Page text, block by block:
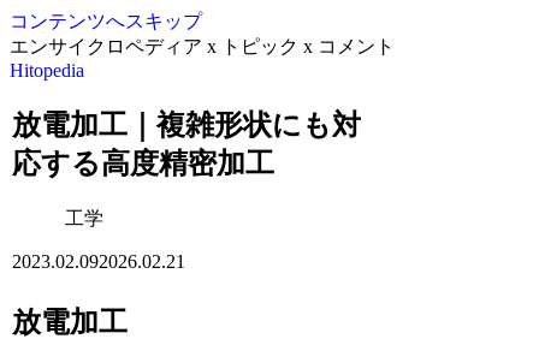
コンテンツへスキップ
エンサイクロペディア x トピック x コメント
Hitopedia
放電加工｜複雑形状にも対
応する高度精密加工
工学
2023.02.092026.02.21
放電加工